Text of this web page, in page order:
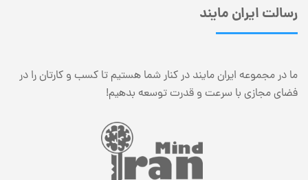
رسالت ایران مایند
ما در مجموعه ایران مایند در کنار شما هستیم تا کسب و کارتان را در
فضای مجازی با سرعت و قدرت توسعه بدهیم!